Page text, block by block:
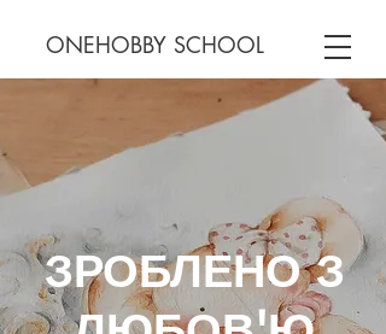
ONEHOBBY SCHOOL
ЗРОБЛЕНО З